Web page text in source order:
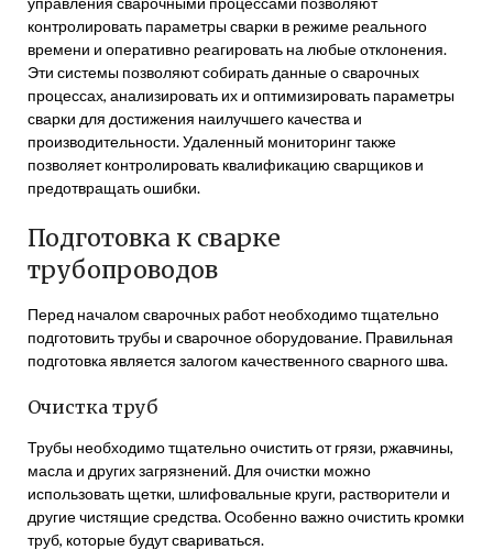
контролировать параметры сварки в режиме реального
времени и оперативно реагировать на любые отклонения.
Эти системы позволяют собирать данные о сварочных
процессах, анализировать их и оптимизировать параметры
сварки для достижения наилучшего качества и
производительности. Удаленный мониторинг также
позволяет контролировать квалификацию сварщиков и
предотвращать ошибки.
Подготовка к сварке
трубопроводов
Перед началом сварочных работ необходимо тщательно
подготовить трубы и сварочное оборудование. Правильная
подготовка является залогом качественного сварного шва.
Очистка труб
Трубы необходимо тщательно очистить от грязи, ржавчины,
масла и других загрязнений. Для очистки можно
использовать щетки, шлифовальные круги, растворители и
другие чистящие средства. Особенно важно очистить кромки
труб, которые будут свариваться.